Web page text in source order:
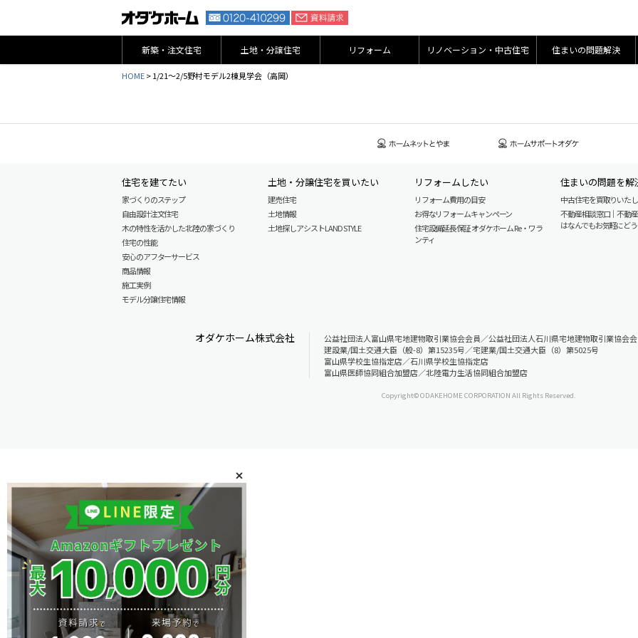
新築・注文住宅 土地・分譲住宅 リフォーム リノベーション・中古住宅 住まいの問題解決
HOME>1/21～2/5野村モデル2棟見学会（高岡）
住宅を建てたい
家づくりのステップ
自由設計注文住宅
木の特性を活かした北陸の家づくり
住宅の性能
安心のアフターサービス
商品情報
施工実例
モデル分譲住宅情報
土地・分譲住宅を買いたい
建売住宅
土地情報
土地探しアシスト LAND STYLE
リフォームしたい
リフォーム費用の目安
お得なリフォームキャンペーン
住宅設備延長保証 オダケホーム Re・ワラ
ンティ
住まいの問題を解
中古住宅を買取りいた
不動産相談窓口｜不動
はなんでもお気軽にどう
オダケホーム株式会社
公益社団法人富山県宅地建物取引業協会会員／公益社団法人石川県宅地建物取引業協会
建設業/国土交通大臣（般-8）第15235号／宅建業/国土交通大臣（8）第5025号
富山県学校生協指定店／石川県学校生協指定店
富山県医師協同組合加盟店／北陸電力生活協同組合加盟店
Copyright© ODAKEHOME CORPORATION All Rights Reserved.